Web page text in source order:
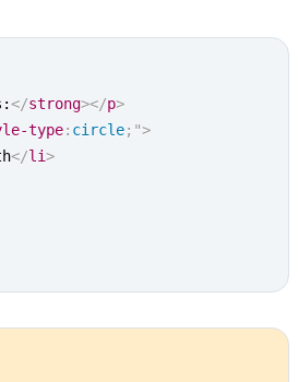
</strong></p>
type: circle; ">
</li>